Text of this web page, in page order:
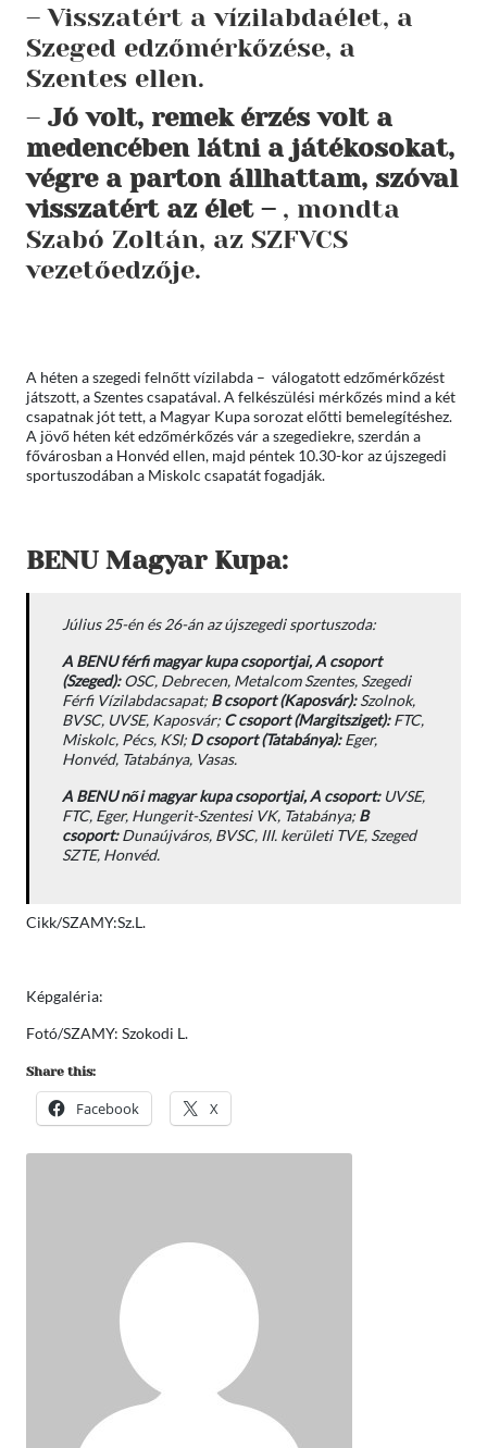
– Visszatért a vízilabdaélet, a
Szeged edzőmérkőzése, a
Szentes ellen.
– Jó volt, remek érzés volt a
medencében látni a játékosokat,
végre a parton állhattam, szóval
visszatért az élet –, mondta
Szabó Zoltán, az SZFVCS
vezetőedzője.
A héten a szegedi felnőtt vízilabda – válogatott edzőmérkőzést
játszott, a Szentes csapatával. A felkészülési mérkőzés mind a két
csapatnak jót tett, a Magyar Kupa sorozat előtti bemelegítéshez.
A jövő héten két edzőmérkőzés vár a szegediekre, szerdán a
fővárosban a Honvéd ellen, majd péntek 10.30-kor az újszegedi
sportuszodában a Miskolc csapatát fogadják.
BENU Magyar Kupa:
Július 25-én és 26-án az újszegedi sportuszoda:
A BENU férfi magyar kupa csoportjai, A csoport
(Szeged):OSC, Debrecen, Metalcom Szentes, Szegedi
Férfi Vízilabdacsapat; B csoport (Kaposvár):Szolnok,
BVSC, UVSE, Kaposvár; C csoport (Margitsziget):FTC,
Miskolc, Pécs, KSI; D csoport (Tatabánya):Eger,
Honvéd, Tatabánya, Vasas.
A BENU női magyar kupa csoportjai, A csoport:UVSE,
FTC, Eger, Hungerit-Szentesi VK, Tatabánya; B
csoport:Dunaújváros, BVSC, III. kerületi TVE, Szeged
SZTE, Honvéd.
Cikk/SZAMY:Sz.L.
Képgaléria:
Fotó/SZAMY: Szokodi L.
Share this:
Facebook X